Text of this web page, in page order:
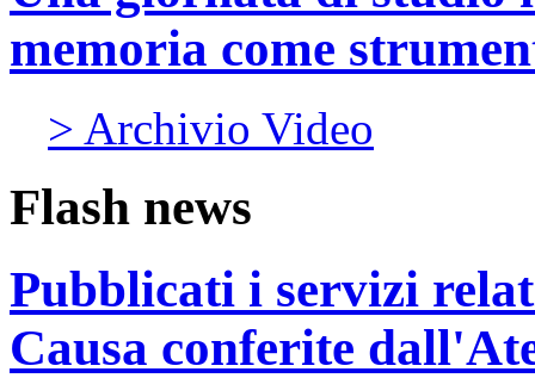
memoria come
> Archivio Video
Flash news
Pubblicati i servizi
Causa conferite